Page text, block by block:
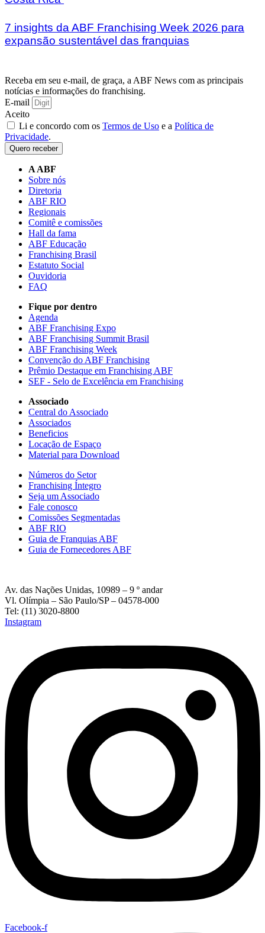
7 insights da ABF Franchising Week 2026 para
expansão sustentável das franquias
Receba em seu e-mail, de graça, a ABF News com as principais
notícias e informações do franchising.
E-mail
Aceito
Li e concordo com os Termos de Uso e a Política de
Privacidade.
Quero receber
A ABF
Sobre nós
Diretoria
ABF RIO
Regionais
Comitê e comissões
Hall da fama
ABF Educação
Franchising Brasil
Estatuto Social
Ouvidoria
FAQ
Fique por dentro
Agenda
ABF Franchising Expo
ABF Franchising Summit Brasil
ABF Franchising Week
Convenção do ABF Franchising
Prêmio Destaque em Franchising ABF
SEF - Selo de Excelência em Franchising
Associado
Central do Associado
Associados
Beneficios
Locação de Espaço
Material para Download
Números do Setor
Franchising Íntegro
Seja um Associado
Fale conosco
Comissões Segmentadas
ABF RIO
Guia de Franquias ABF
Guia de Fornecedores ABF
Av. das Nações Unidas, 10989 – 9 º andar
Vl. Olímpia – São Paulo/SP – 04578-000
Tel: (11) 3020-8800
Instagram
Facebook-f